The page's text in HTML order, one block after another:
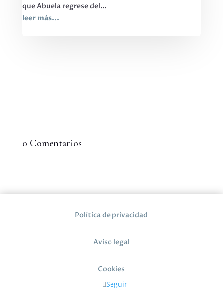
que Abuela regrese del...
leer más...
0 Comentarios
Política de privacidad
Aviso legal
Cookies
Seguir